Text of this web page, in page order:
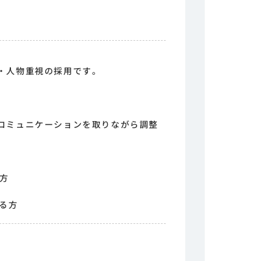
物重視の採用です。
ミュニケーションを取りながら調整
方